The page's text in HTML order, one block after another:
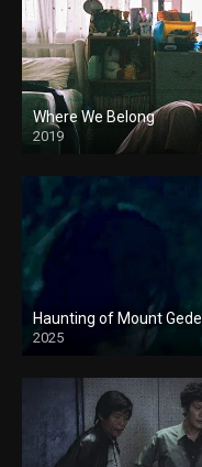
Where We Belong
2019
Haunting of Mount Gede
2025